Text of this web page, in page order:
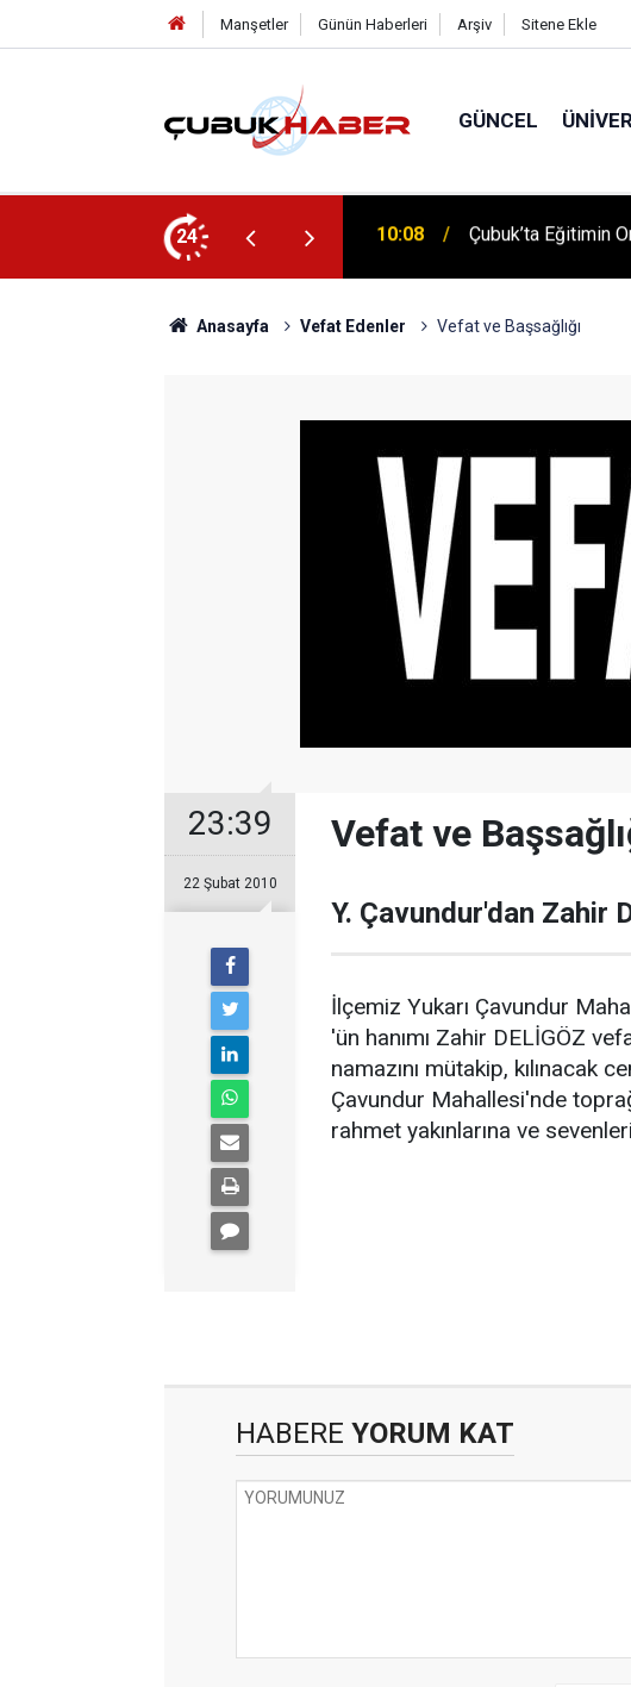
Manşetler Günün Haberleri Arşiv Sitene Ekle
GÜNCEL
24
Eranıl Vizyonu 12:06 ÇUBUK’TA ‘YAZA
Anasayfa Vefat Edenler Vefat ve Başsağlığı
23:39
22 Şubat 2010
Vefat ve
Y. Çavundur'dan Zahir
İlçemiz Yukarı Çavundur
'ün hanımı Zahir DELİGÖZ
namazını mütakip, kılınacak
Çavundur Mahallesi'nde
rahmet yakınlarına ve
HABERE YORUM KAT